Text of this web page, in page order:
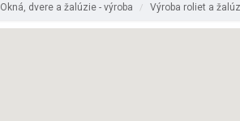
Okná, dvere a žalúzie - výroba / Výroba roliet a